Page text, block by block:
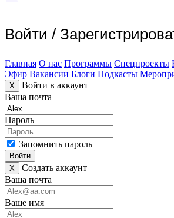
Войти /
Главная О нас Программы Спецпроекты
Эфир Вакансии Блоги Подкасты
X
Войти в аккаунт
Ваша почта
Пароль
Запомнить пароль
Войти
X
Создать аккаунт
Ваша почта
Ваше имя